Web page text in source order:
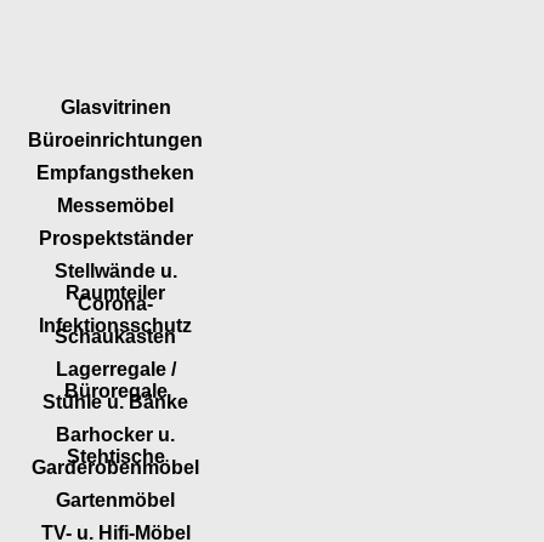
Glasvitrinen
Büroeinrichtungen
Empfangstheken
Messemöbel
Prospektständer
Stellwände u.
Raumteiler
Corona-
Infektionsschutz
Schaukästen
Lagerregale /
Büroregale
Stühle u. Bänke
Barhocker u.
Stehtische
Garderobenmöbel
Gartenmöbel
TV- u. Hifi-Möbel